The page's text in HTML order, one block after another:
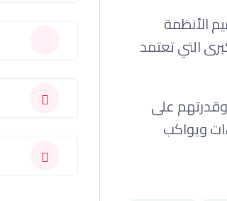
الأنظمة
التي تعتمد
على
ويواكب